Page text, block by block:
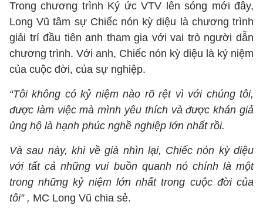
Trong chương trình Ký ức VTV lên sóng mới đây,
Long Vũ tâm sự Chiếc nón kỳ diệu là chương trình
giải trí đầu tiên anh tham gia với vai trò người dẫn
chương trình. Với anh, Chiếc nón kỳ diệu là kỷ niệm
của cuộc đời, của sự nghiệp.
“Tôi không có kỷ niệm nào rõ rệt vì với chúng tôi,
được làm việc mà mình yêu thích và được khán giả
ủng hộ là hạnh phúc nghề nghiệp lớn nhất rồi.
Và sau này, khi về già nhìn lại, Chiếc nón kỳ diệu
với tất cả những vui buồn quanh nó chính là một
trong những kỷ niệm lớn nhất trong cuộc đời của
tôi” , MC Long Vũ chia sẻ.